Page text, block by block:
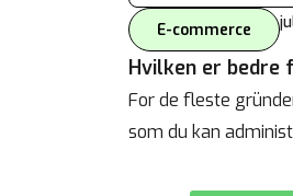
E-commerce
Hvilken er bedre
For de fleste
som du kan